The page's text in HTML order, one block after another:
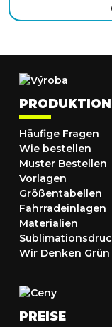
PRODUKTION
Häufige Fragen
Wie bestellen
Muster Bestellen
Vorlagen
Größentabellen
Fahrradeinlagen
Materialien
Wir Denken
PREISE